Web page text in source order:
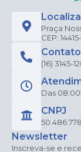
Praça
CEP:
Contato
(16) 3145-
Das
CNPJ
Newsletter
Inscreva-se e